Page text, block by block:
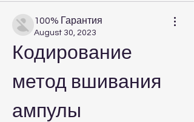
100% Гарантия
August 30, 2023
Кодирование
метод вшивания
ампулы